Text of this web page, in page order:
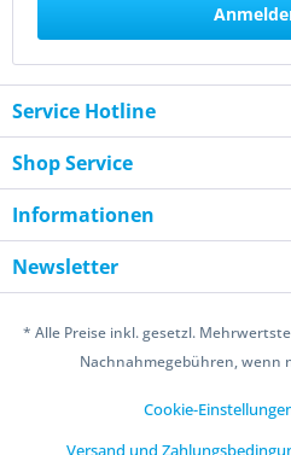
Service Hotline
Shop Service
Informationen
Newsletter
* Alle Preise inkl. gesetzl.
Nachnahmegebühren, wenn
Cookie-
Versand und